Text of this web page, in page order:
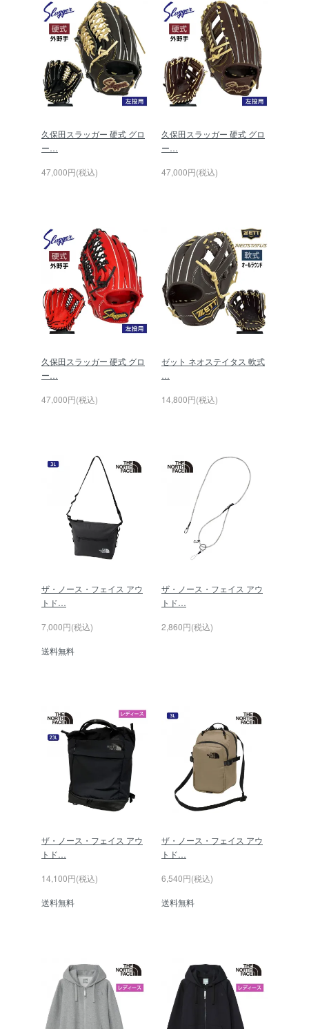
久保田スラッガー 硬式 グロ
ー…
47,000円(税込)
久保田スラッガー 硬式 グロ
ー…
47,000円(税込)
久保田スラッガー 硬式 グロ
ー…
47,000円(税込)
ゼット ネオステイタス 軟式
…
14,800円(税込)
ザ・ノース・フェイス アウ
トド…
7,000円(税込)
送料無料
ザ・ノース・フェイス アウ
トド…
2,860円(税込)
ザ・ノース・フェイス アウ
トド…
14,100円(税込)
送料無料
ザ・ノース・フェイス アウ
トド…
6,540円(税込)
送料無料